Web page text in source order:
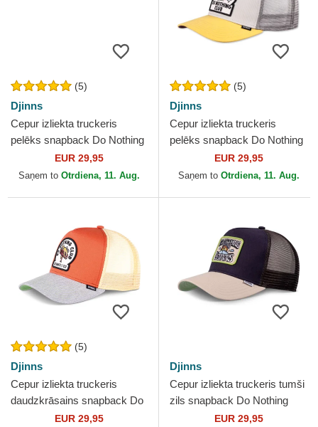
(5)
Djinns
Cepur izliekta truckeris
pelēks snapback Do Nothing
Club HFT DNC New 1.4 no
Djinns
EUR 29,95
Saņem to Otrdiena, 11. Aug.
(5)
Djinns
Cepur izliekta truckeris
pelēks snapback Do Nothing
Club HFT DNC New 1.6 no
Djinns
EUR 29,95
Saņem to Otrdiena, 11. Aug.
(5)
Djinns
Cepur izliekta truckeris
daudzkrāsains snapback Do
Nothing Club HFT DNC 1.1
EUR 29,95
Djinns
Cepur izliekta truckeris tumši
zils snapback Do Nothing
Club HFT DNC Sun no
EUR 29,95